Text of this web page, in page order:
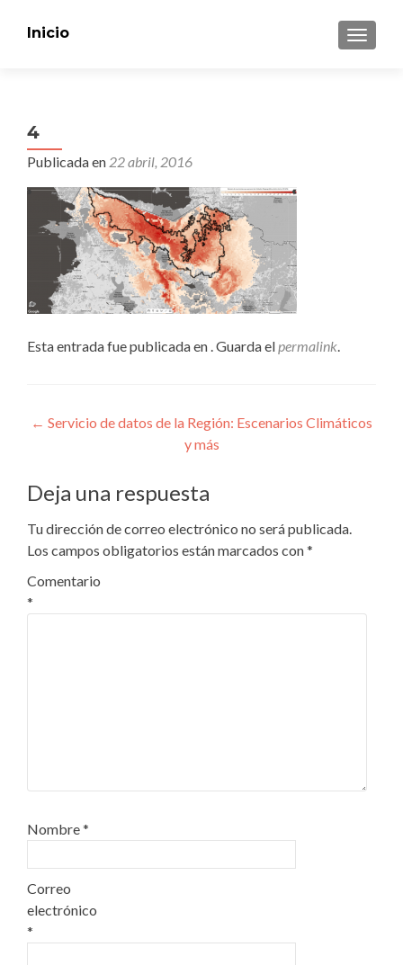
Inicio
4
Publicada en 22 abril, 2016
Esta entrada fue publicada en . Guarda elpermalink.
Navegación
entradas
← Servicio de datos de la Región: Escenarios Climáticos
y más
Deja una respuesta
Tu dirección de correo electrónico no será publicada.
Los campos obligatorios están marcados con*
Comentario
*
Nombre*
Correo
electrónico
*